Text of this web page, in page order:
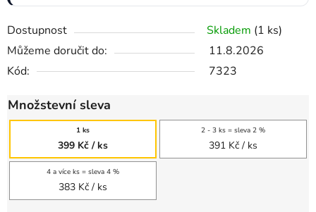
Dostupnost Skladem (1 ks)
Můžeme doručit do:
11.8.2026
Kód:
7323
Množstevní sleva
1 ks
399 Kč / ks
2 - 3 ks = sleva 2 %
391 Kč / ks
4 a více ks = sleva 4 %
383 Kč / ks